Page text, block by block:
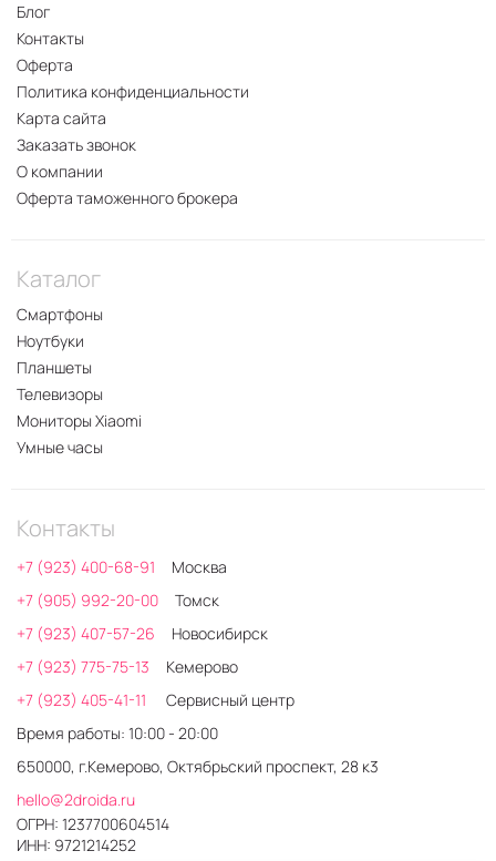
Блог
Контакты
Оферта
Политика конфиденциальности
Карта сайта
Заказать звонок
О компании
Оферта таможенного брокера
Каталог
Смартфоны
Ноутбуки
Планшеты
Телевизоры
Мониторы Xiaomi
Умные часы
Контакты
+7 (923) 400-68-91
Москва
+7 (905) 992-20-00
Томск
+7 (923) 407-57-26
Новосибирск
+7 (923) 775-75-13
Кемерово
+7 (923) 405-41-11
Сервисный центр
Время работы: 10:00 - 20:00
650000, г.Кемерово, Октябрьский проспект, 28 к3
hello@2droida.ru
ОГРН: 1237700604514
ИНН: 9721214252